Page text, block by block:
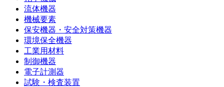
流体機器
機械要素
保安機器・安全対策機器
環境保全機器
工業用材料
制御機器
電子計測器
試験・検査装置